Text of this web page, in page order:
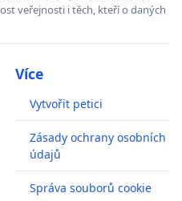
veřejnosti i těch, kteří o daných
Více
Vytvořit petici
Zásady ochrany osobních
údajů
Správa souborů cookie